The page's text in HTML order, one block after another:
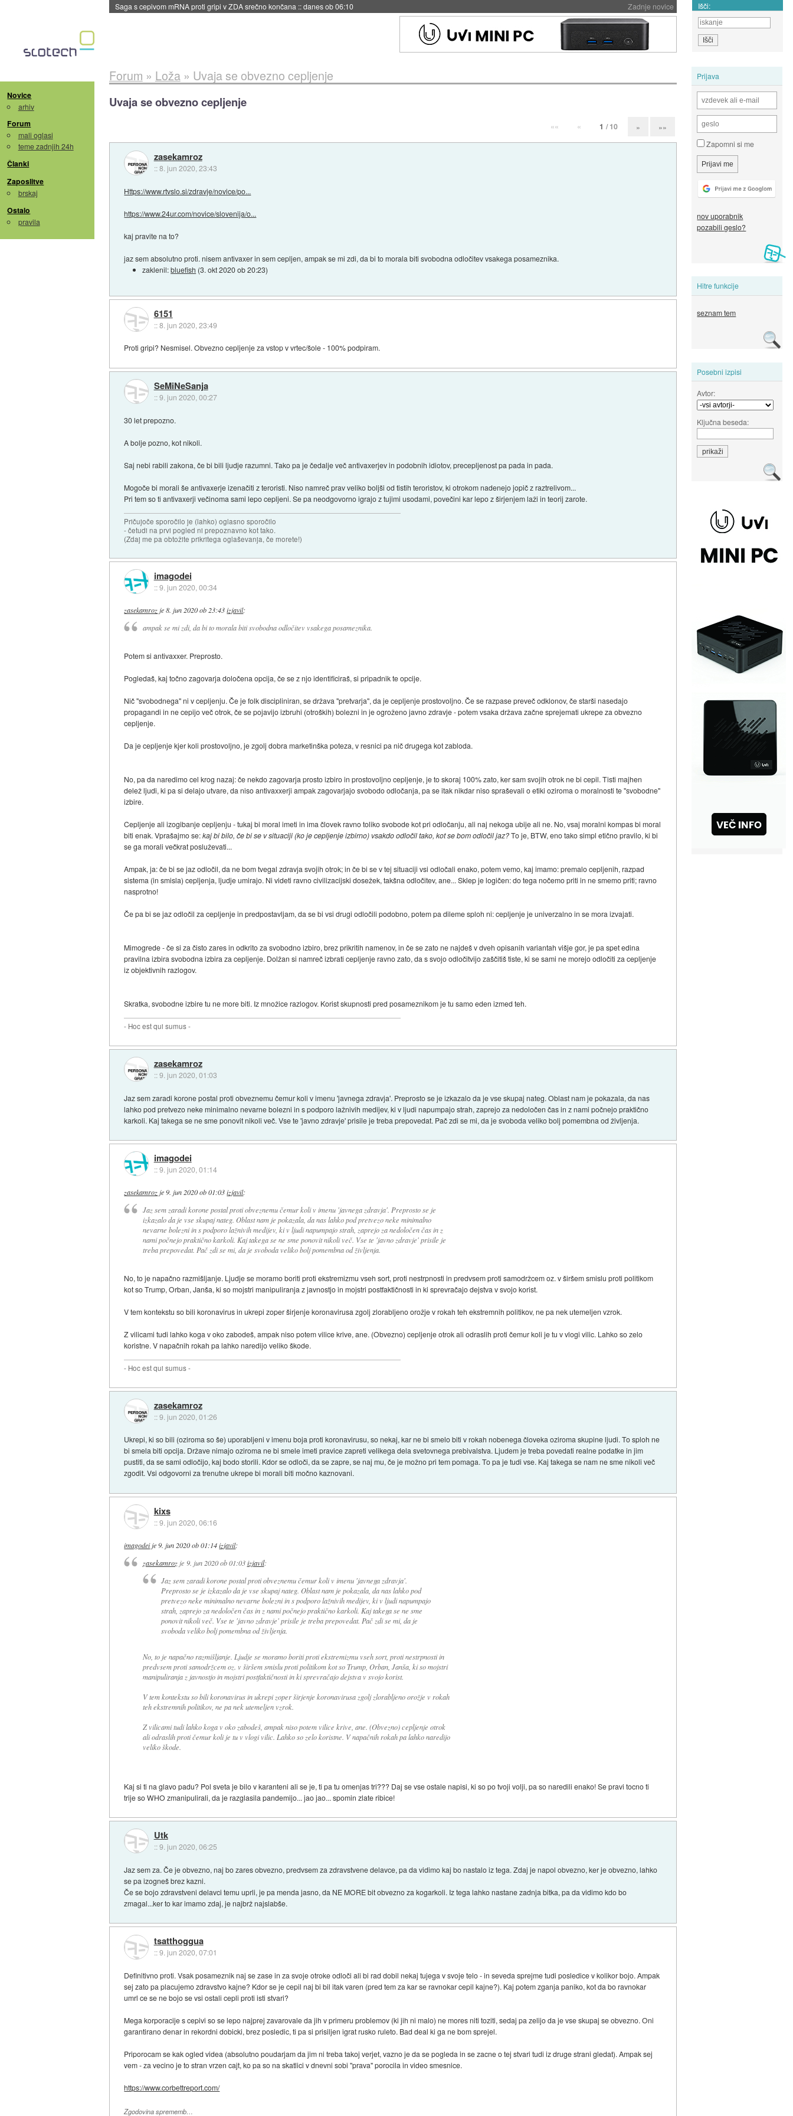
Zadnje novice
BMW v vozilih začel predvajati reklame::danes ob 06:09 Išči:
Novice
arhiv
Forum
mali oglasi
teme zadnjih 24h
Članki
Zaposlitve
brskaj
Ostalo
pravila
Prijava
Zapomni si me
nov uporabnik
pozabili geslo?
Hitre funkcije
seznam tem
Posebni izpisi
Avtor:
Ključna beseda:
Forum » Loža» Uvaja se obvezno cepljenje
Uvaja se obvezno cepljenje
«« « 1 / 10 » »»
zasekamroz
::8. jun 2020, 23:43
Https://www.rtvslo.si/zdravje/novice/po...
https://www.24ur.com/novice/slovenija/o...
kaj pravite na to?
jaz sem absolutno proti. nisem antivaxer in sem cepljen, ampak se mi zdi, da bi to morala biti svobodna odločitev vsakega posameznika.
zaklenil:bluefish (3. okt 2020 ob 20:23)
6151
::8. jun 2020, 23:49
Proti gripi? Nesmisel. Obvezno cepljenje za vstop v vrtec/šole - 100% podpiram.
SeMiNeSanja
::9. jun 2020, 00:27
30 let prepozno.
A bolje pozno, kot nikoli.
Saj nebi rabili zakona, če bi bili ljudje razumni. Tako pa je čedalje več antivaxerjev in podobnih idiotov, precepljenost pa pada in pada.
Mogoče bi morali še antivaxerje izenačiti z teroristi. Niso namreč prav veliko boljši od tistih teroristov, ki otrokom nadenejo jopič z raztrelivom...
Pri tem so ti antivaxerji večinoma sami lepo cepljeni. Se pa neodgovorno igrajo z tujimi usodami, povečini kar lepo z širjenjem laži in teorij zarote.
Pričujoče sporočilo je (lahko) oglasno sporočilo
- četudi na prvi pogled ni prepoznavno kot tako.
(Zdaj me pa obtožite prikritega oglaševanja, če morete!)
imagodei
::9. jun 2020, 00:34
zasekamroz je8. jun 2020 ob 23:43 izjavil:
ampak se mi zdi, da bi to morala biti svobodna odločitev vsakega posameznika.
Potem si antivaxxer. Preprosto.
Pogledaš, kaj točno zagovarja določena opcija, če se z njo identificiraš, si pripadnik te opcije.
Nič "svobodnega" ni v cepljenju. Če je folk discipliniran, se država "pretvarja", da je cepljenje prostovoljno. Če se razpase preveč odklonov, če starši nasedajo
propagandi in ne cepijo več otrok, če se pojavijo izbruhi (otroških) bolezni in je ogroženo javno zdravje - potem vsaka država začne sprejemati ukrepe za obvezno
cepljenje.
Da je cepljenje kjer koli prostovoljno, je zgolj dobra marketinška poteza, v resnici pa nič drugega kot zabloda.
No, pa da naredimo cel krog nazaj: če nekdo zagovarja prosto izbiro in prostovoljno cepljenje, je to skoraj 100% zato, ker sam svojih otrok ne bi cepil. Tisti majhen
delež ljudi, ki pa si delajo utvare, da niso antivaxxerji ampak zagovarjajo svobodo odločanja, pa se itak nikdar niso spraševali o etiki oziroma o moralnosti te "svobodne"
izbire.
Cepljenje ali izogibanje cepljenju - tukaj bi moral imeti in ima človek ravno toliko svobode kot pri odločanju, ali naj nekoga ubije ali ne. No, vsaj moralni kompas bi moral
biti enak. Vprašajmo se:kaj bi bilo, če bi se v situaciji (ko je cepljenje izbirno) vsakdo odločil tako, kot se bom odločil jaz?To je, BTW, eno tako simpl etično pravilo, ki bi
se ga morali večkrat posluževati...
Ampak, ja: če bi se jaz odločil, da ne bom tvegal zdravja svojih otrok; in če bi se v tej situaciji vsi odločali enako, potem vemo, kaj imamo: premalo cepljenih, razpad
sistema (in smisla) cepljenja, ljudje umirajo. Ni videti ravno civilizacijski dosežek, takšna odločitev, ane... Sklep je logičen: do tega nočemo priti in ne smemo priti; ravno
nasprotno!
Če pa bi se jaz odločil za cepljenje in predpostavljam, da se bi vsi drugi odločili podobno, potem pa dileme sploh ni: cepljenje je univerzalno in se mora izvajati.
Mimogrede - če si za čisto zares in odkrito za svobodno izbiro, brez prikritih namenov, in če se zato ne najdeš v dveh opisanih variantah višje gor, je pa spet edina
pravilna izbira svobodna izbira za cepljenje. Dolžan si namreč izbrati cepljenje ravno zato, da s svojo odločitvijo zaščitiš tiste, ki se sami ne morejo odločiti za cepljenje
iz objektivnih razlogov.
Skratka, svobodne izbire tu ne more biti. Iz množice razlogov. Korist skupnosti pred posameznikom je tu samo eden izmed teh.
- Hoc est qui sumus -
zasekamroz
::9. jun 2020, 01:03
Jaz sem zaradi korone postal proti obveznemu čemur koli v imenu 'javnega zdravja'. Preprosto se je izkazalo da je vse skupaj nateg. Oblast nam je pokazala, da nas
lahko pod pretvezo neke minimalno nevarne bolezni in s podporo lažnivih medijev, ki v ljudi napumpajo strah, zaprejo za nedoločen čas in z nami počnejo praktično
karkoli. Kaj takega se ne sme ponovit nikoli več. Vse te 'javno zdravje' prisile je treba prepovedat. Pač zdi se mi, da je svoboda veliko bolj pomembna od življenja.
imagodei
::9. jun 2020, 01:14
zasekamroz je 9. jun 2020 ob 01:03 izjavil:
Jaz sem zaradi korone postal proti obveznemu čemur koli v imenu 'javnega zdravja'. Preprosto se je
izkazalo da je vse skupaj nateg. Oblast nam je pokazala, da nas lahko pod pretvezo neke minimalno
nevarne bolezni in s podporo lažnivih medijev, ki v ljudi napumpajo strah, zaprejo za nedoločen čas in z
nami počnejo praktično karkoli. Kaj takega se ne sme ponovit nikoli več. Vse te 'javno zdravje' prisile je
treba prepovedat. Pač zdi se mi, da je svoboda veliko bolj pomembna od življenja.
No, to je napačno razmišljanje. Ljudje se moramo boriti proti ekstremizmu vseh sort, proti nestrpnosti in predvsem proti samodržcem oz. v širšem smislu proti politikom
kot so Trump, Orban, Janša, ki so mojstri manipuliranja z javnostjo in mojstri postfaktičnosti in ki sprevračajo dejstva v svojo korist.
V tem kontekstu so bili koronavirus in ukrepi zoper širjenje koronavirusa zgolj zlorabljeno orožje v rokah teh ekstremnih politikov, ne pa nek utemeljen vzrok.
Z vilicami tudi lahko koga v oko zabodeš, ampak niso potem vilice krive, ane. (Obvezno) cepljenje otrok ali odraslih proti čemur koli je tu v vlogi vilic. Lahko so zelo
koristne. V napačnih rokah pa lahko naredijo veliko škode.
- Hoc est qui sumus -
zasekamroz
::9. jun 2020, 01:26
Ukrepi, ki so bili (oziroma so še) uporabljeni v imenu boja proti koronavirusu, so nekaj, kar ne bi smelo biti v rokah nobenega človeka oziroma skupine ljudi. To sploh ne
bi smela biti opcija. Države nimajo oziroma ne bi smele imeti pravice zapreti velikega dela svetovnega prebivalstva. Ljudem je treba povedati realne podatke in jim
pustiti, da se sami odločijo, kaj bodo storili. Kdor se odloči, da se zapre, se naj mu, če je možno pri tem pomaga. To pa je tudi vse. Kaj takega se nam ne sme nikoli več
zgodit. Vsi odgovorni za trenutne ukrepe bi morali biti močno kaznovani.
kixs
::9. jun 2020, 06:16
imagodeije 9. jun 2020 ob 01:14 izjavil:
zasekamrozje 9. jun 2020 ob 01:03 izjavil:
Jaz sem zaradi korone postal proti obveznemu čemur koli v imenu 'javnega zdravja'.
Preprosto se je izkazalo da je vse skupaj nateg. Oblast nam je pokazala, da nas lahko pod
pretvezo neke minimalno nevarne bolezni in s podporo lažnivih medijev, ki v ljudi napumpajo
strah, zaprejo za nedoločen čas in z nami počnejo praktično karkoli. Kaj takega se ne sme
ponovit nikoli več. Vse te 'javno zdravje' prisile je treba prepovedat. Pač zdi se mi, da je
svoboda veliko bolj pomembna od življenja.
No, to je napačno razmišljanje. Ljudje se moramo boriti proti ekstremizmu vseh sort, proti nestrpnosti in
predvsem proti samodržcem oz. v širšem smislu proti politikom kot so Trump, Orban, Janša, ki so mojstri
manipuliranja z javnostjo in mojstri postfaktičnosti in ki sprevračajo dejstva v svojo korist.
V tem kontekstu so bili koronavirus in ukrepi zoper širjenje koronavirusa zgolj zlorabljeno orožje v rokah
teh ekstremnih politikov, ne pa nek utemeljen vzrok.
Z vilicami tudi lahko koga v oko zabodeš, ampak niso potem vilice krive, ane. (Obvezno) cepljenje otrok
ali odraslih proti čemur koli je tu v vlogi vilic. Lahko so zelo koristne. V napačnih rokah pa lahko naredijo
veliko škode.
Kaj si ti na glavo padu? Pol sveta je bilo v karanteni ali se je, ti pa tu omenjas tri??? Daj se vse ostale napisi, ki so po tvoji volji, pa so naredili enako! Se pravi tocno ti
trije so WHO zmanipulirali, da je razglasila pandemijo... jao jao... spomin zlate ribice!
Utk
::9. jun 2020, 06:25
Jaz sem za. Če je obvezno, naj bo zares obvezno, predvsem za zdravstvene delavce, pa da vidimo kaj bo nastalo iz tega. Zdaj je napol obvezno, ker je obvezno, lahko
se pa izogneš brez kazni.
Če se bojo zdravstveni delavci temu uprli, je pa menda jasno, da NE MORE bit obvezno za kogarkoli. Iz tega lahko nastane zadnja bitka, pa da vidimo kdo bo
zmagal...ker to kar imamo zdaj, je najbrž najslabše.
tsatthoggua
::9. jun 2020, 07:01
Definitivno proti. Vsak posameznik naj se zase in za svoje otroke odloči ali bi rad dobil nekaj tujega v svoje telo - in seveda sprejme tudi posledice v kolikor bojo. Ampak
sej zato pa placujemo zdravstvo kajne? Kdor se je cepil naj bi bil itak varen (pred tem za kar se ravnokar cepil kajne?). Kaj potem zganja paniko, kot da bo ravnokar
umrl ce se ne bojo se vsi ostali cepli proti isti stvari?
Mega korporacije s cepivi so se lepo najprej zavarovale da jih v primeru problemov (ki jih ni malo) ne mores niti toziti, sedaj pa zelijo da je vse skupaj se obvezno. Oni
garantirano denar in rekordni dobicki, brez posledic, ti pa si prisiljen igrat rusko ruleto. Bad deal ki ga ne bom sprejel.
Priporocam se kak ogled videa (absolutno poudarjam da jim ni treba takoj verjet, vazno je da se pogleda in se zacne o tej stvari tudi iz druge strani gledat). Ampak sej
vem - za vecino je to stran vrzen cajt, ko pa so na skatlici v dnevni sobi "prava" porocila in video smesnice.
https://www.corbettreport.com/
Zgodovina sprememb…